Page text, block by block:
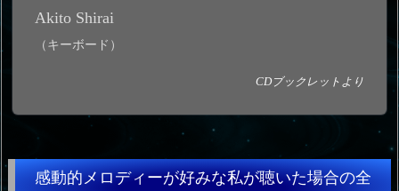
Akito Shirai
（キーボード）
CDブックレットより
感動的メロディーが好みな私が聴いた場合の全